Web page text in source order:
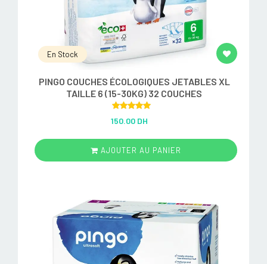
En Stock
PINGO COUCHES ÉCOLOGIQUES JETABLES XL
TAILLE 6 (15-30KG) 32 COUCHES
out of 5
150.00 DH
AJOUTER AU PANIER